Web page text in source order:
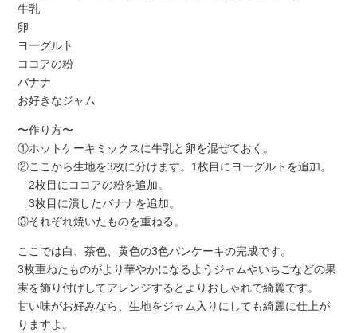
牛乳
卵
ヨーグルト
ココアの粉
バナナ
お好きなジャム
〜作り方〜
①ホットケーキミックスに牛乳と卵を混ぜておく。
②ここから生地を3枚に分けます。1枚目にヨーグルトを追加。
2枚目にココアの粉を追加。
3枚目に潰したバナナを追加。
③それぞれ焼いたものを重ねる。
ここでは白、茶色、黄色の3色パンケーキの完成です。
3枚重ねたものがより華やかになるようジャムやいちごなどの果
実を飾り付けしてアレンジするとよりおしゃれで綺麗です。
甘い味がお好みなら、生地をジャム入りにしても綺麗に仕上が
りますよ。